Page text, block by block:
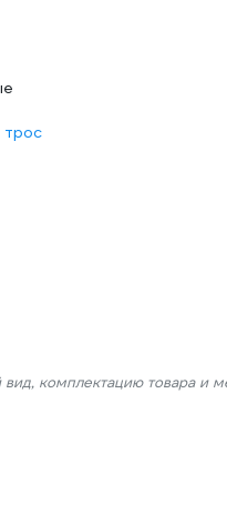
трос
комплектацию товара и